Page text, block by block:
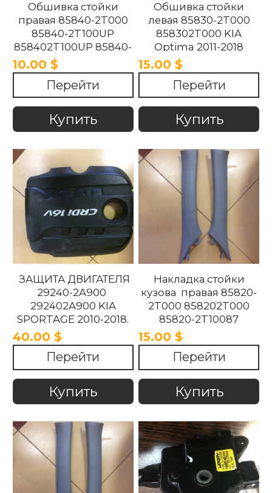
Обшивка стойки
правая 85840-2T000
85840-2T100UP
858402T100UP 85840-
2T100UP KIA Optima
2011-2018
10.00 $
Перейти
Купить
Обшивка стойки
левая 85830-2T000
858302T000 KIA
Optima 2011-2018
15.00 $
Перейти
Купить
ЗАЩИТА ДВИГАТЕЛЯ
29240-2A900
292402A900 KIA
SPORTAGE 2010-2018.
40.00 $
Перейти
Купить
Накладка стойки
кузова правая 85820-
2T000 858202T000
85820-2T10087
858202T10087 85820-
2T100UP
858202T100UP Kia
Optima 2010 -2015
15.00 $
Перейти
Купить